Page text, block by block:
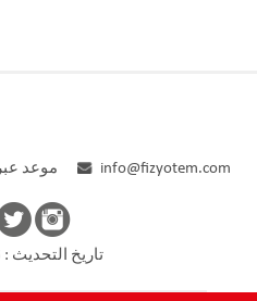
موعد عبر info@fizyotem.com
تاريخ التحديث : 30.06.2026